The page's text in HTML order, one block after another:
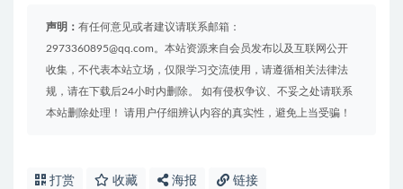
声明： 有任何意见或者建议请联系邮箱：
2973360895@qq.com。本站资源来自会员发布以及互联网公开
收集，不代表本站立场，仅限学习交流使用，请遵循相关法律法
规，请在下载后24小时内删除。 如有侵权争议、不妥之处请联系
本站删除处理！ 请用户仔细辨认内容的真实性，避免上当受骗！
打赏 收藏 海报 链接